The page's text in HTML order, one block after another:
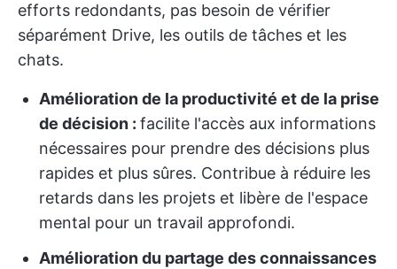
efforts redondants, pas besoin de vérifier
séparément Drive, les outils de tâches et les
chats.
Amélioration de la productivité et de la prise
de décision : facilite l'accès aux informations
nécessaires pour prendre des décisions plus
rapides et plus sûres. Contribue à réduire les
retards dans les projets et libère de l'espace
mental pour un travail approfondi.
Amélioration du partage des connaissances